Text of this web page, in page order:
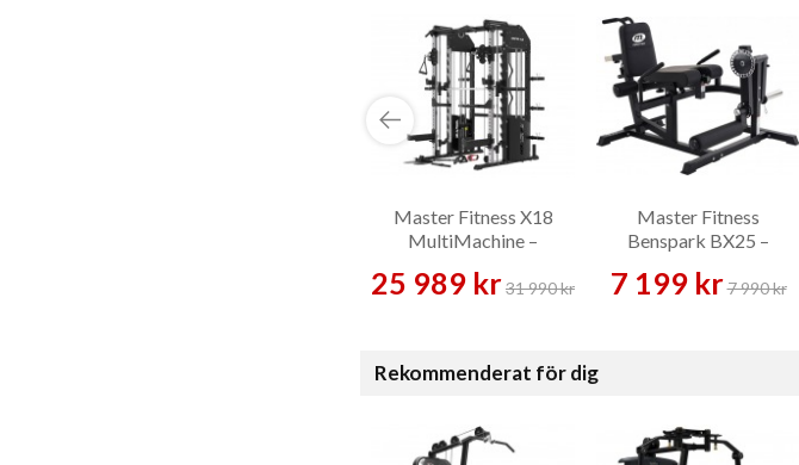
Master Fitness X18
MultiMachine –
25 989 kr31 990 kr
Master Fitness
Benspark BX25 –
7 199 kr7 990 kr
Rekommenderat för dig